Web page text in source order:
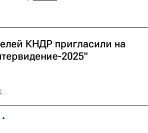
КНДР пригласили на
2025"